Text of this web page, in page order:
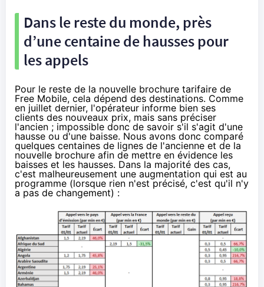
Dans le reste du monde, près
d’une centaine de hausses pour
les appels
Pour le reste de la nouvelle brochure tarifaire de
Free Mobile, cela dépend des destinations. Comme
en juillet dernier, l'opérateur informe bien ses
clients des nouveaux prix, mais sans préciser
l'ancien ; impossible donc de savoir s'il s'agit d'une
hausse ou d'une baisse. Nous avons donc comparé
quelques centaines de lignes de l'ancienne et de la
nouvelle brochure afin de mettre en évidence les
baisses et les hausses. Dans la majorité des cas,
c'est malheureusement une augmentation qui est au
programme (lorsque rien n'est précisé, c'est qu'il n'y
a pas de changement) :